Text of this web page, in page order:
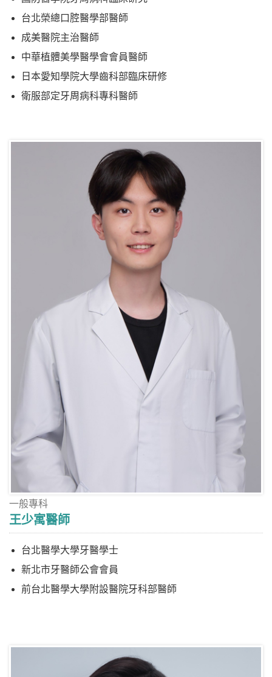
台北榮總口腔醫學部醫師
成美醫院主治醫師
中華植體美學醫學會會員醫師
日本愛知學院大學齒科部臨床研修
衛服部定牙周病科專科醫師
一般專科
王少寓醫師
台北醫學大學牙醫學士
新北市牙醫師公會會員
前台北醫學大學附設醫院牙科部醫師